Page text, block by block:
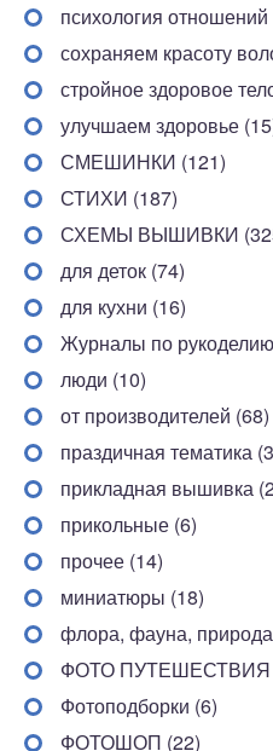
психология отношений
сохраняем красоту
стройное здоровое
улучшаем здоровье
СМЕШИНКИ (121)
СТИХИ (187)
СХЕМЫ ВЫШИВКИ
для деток (74)
для кухни (16)
Журналы по
люди (10)
от производителей (68)
праздичная тематика
прикладная вышивка
прикольные (6)
прочее (14)
миниатюры (18)
флора, фауна,
ФОТО ПУТЕШЕСТВИЯ
Фотоподборки (6)
ФОТОШОП (22)